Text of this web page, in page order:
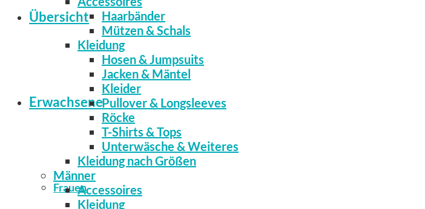
Übersicht
Erwachsene
Frauen
Haarbänder
Mützen & Schals
Kleidung
Hosen & Jumpsuits
Jacken & Mäntel
Kleider
Pullover & Longsleeves
Röcke
T-Shirts & Tops
Unterwäsche & Weiteres
Kleidung nach Größen
Männer
Accessoires
Kleidung